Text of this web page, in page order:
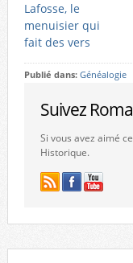
Lafosse, le
menuisier qui
fait des vers
Publié dans: Généalogie
Suivez
Si vous avez aimé
Historique.